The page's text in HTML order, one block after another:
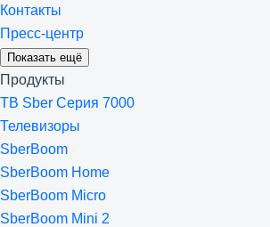
Контакты
Пресс-центр
Показать ещё
Продукты
ТВ Sber Серия 7000
Телевизоры
SberBoom
SberBoom Home
SberBoom Micro
SberBoom Mini 2